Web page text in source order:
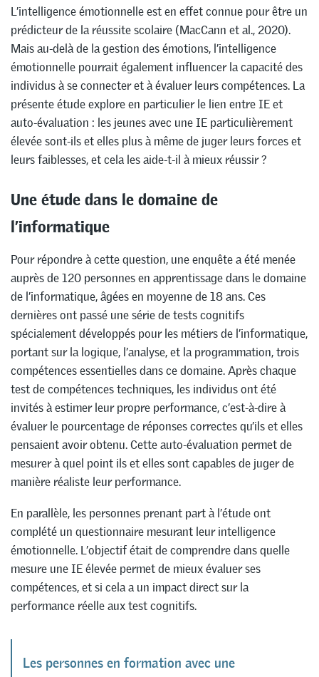
L’intelligence émotionnelle est en effet connue pour être un
prédicteur de la réussite scolaire (MacCann et al., 2020).
Mais au-delà de la gestion des émotions, l’intelligence
émotionnelle pourrait également influencer la capacité des
individus à se connecter et à évaluer leurs compétences. La
présente étude explore en particulier le lien entre IE et
auto-évaluation : les jeunes avec une IE particulièrement
élevée sont-ils et elles plus à même de juger leurs forces et
leurs faiblesses, et cela les aide-t-il à mieux réussir ?
Une étude dans le domaine de
l’informatique
Pour répondre à cette question, une enquête a été menée
auprès de 120 personnes en apprentissage dans le domaine
de l’informatique, âgées en moyenne de 18 ans. Ces
dernières ont passé une série de tests cognitifs
spécialement développés pour les métiers de l’informatique,
portant sur la logique, l’analyse, et la programmation, trois
compétences essentielles dans ce domaine. Après chaque
test de compétences techniques, les individus ont été
invités à estimer leur propre performance, c’est-à-dire à
évaluer le pourcentage de réponses correctes qu’ils et elles
pensaient avoir obtenu. Cette auto-évaluation permet de
mesurer à quel point ils et elles sont capables de juger de
manière réaliste leur performance.
En parallèle, les personnes prenant part à l’étude ont
complété un questionnaire mesurant leur intelligence
émotionnelle. L’objectif était de comprendre dans quelle
mesure une IE élevée permet de mieux évaluer ses
compétences, et si cela a un impact direct sur la
performance réelle aux test cognitifs.
Les personnes en formation avec une